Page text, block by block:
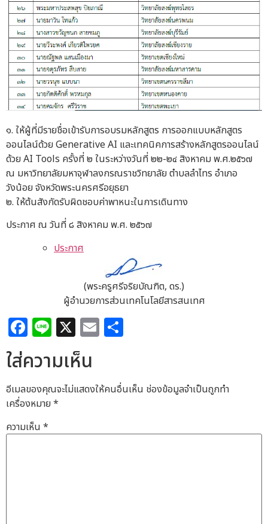
๑. ให้ผู้ที่มีรายชื่อเข้ารับการอบรมหลักสูตร การออกแบบหลักสูตร
ออนไลน์ด้วย Generative AI และเทคนิคการสร้างหลักสูตรออนไลน์
ด้วย AI Tools ครั้งที่ ๒ ในระหว่างวันที่ ๒๒-๒๔ สิงหาคม พ.ศ.๒๕๖๗
ณ มหาวิทยาลัยมหาจุฬาลงกรณราชวิทยาลัย ตำบลลำไทร อำเภอ
วังน้อย จังหวัดพระนครศรีอยุธยา
๒. ให้ต้นสังกัดรับผิดชอบค่าพาหนะในการเดินทาง
ประกาศ ณ วันที่ ๘ สิงหาคม พ.ศ. ๒๕๖๗
ประกาศ
(พระครูศรีจริยบัณฑิต, ดร.)
ผู้อำนวยการส่วนเทคโนโลยีสารสนเทศ
Facebook
Line
X Email
ใส่ความเห็น
อีเมลของคุณจะไม่แสดงให้คนอื่นเห็น ช่องข้อมูลจำเป็นถูกทำ
เครื่องหมาย *
ความเห็น *